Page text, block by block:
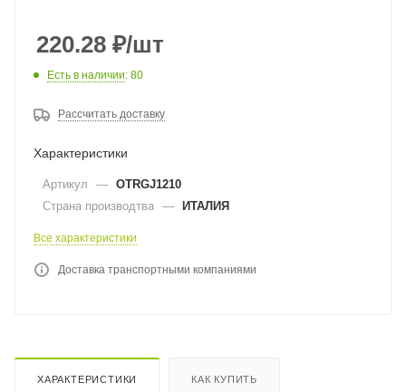
220.28 ₽/шт
Есть в наличии: 80
Рассчитать доставку
Характеристики
Артикул — OTRGJ1210
Страна производтва — ИТАЛИЯ
Все характеристики
Доставка транспортными компаниями
ХАРАКТЕРИСТИКИ КАК КУПИТЬ